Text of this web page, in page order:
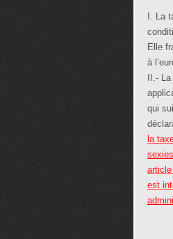
I. La
Elle
à
II.-
qui
la
est